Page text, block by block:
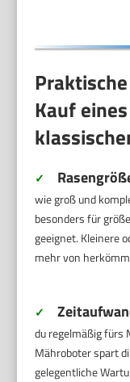
Kauf
✓
wie groß und
besonders für
geeignet. Kleinere
mehr von
✓
du regelmäßig fürs
Mähroboter spart
gelegentliche